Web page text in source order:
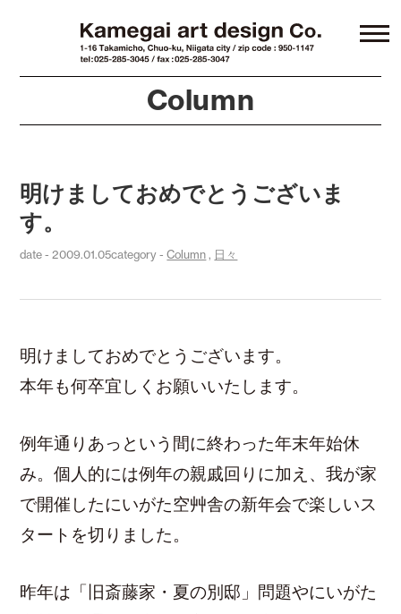
Column
明けましておめでとうございま
す。
date - 2009.01.05category -Column , 日々
明けましておめでとうございます。
本年も何卒宜しくお願いいたします。
例年通りあっという間に終わった年末年始休
み。個人的には例年の親戚回りに加え、我が家
で開催したにいがた空艸舎の新年会で楽しいス
タートを切りました。
昨年は「旧斎藤家・夏の別邸」問題やにいがた